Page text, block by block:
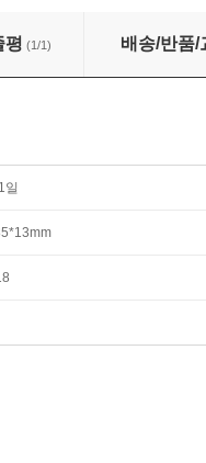
트북LM X 구글 스프레드
평 (1/1) 배송/반품/
일